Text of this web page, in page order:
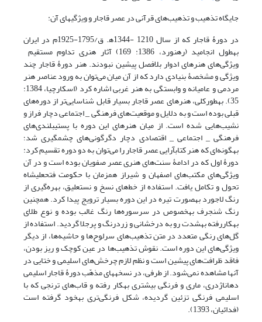
جایگاه تذهیب‌ و تذهیب‌های قرآنی در عصر قاجار و ویژگی‎های آن:
در دورۀ قاجار که از سال 1210 -1344ھ. ق/1795-1925م در ایران
به‎طول انجامید (رهنورد، 1386: 169) آثار هنری تداوم مستقیم
ویژگی‌های هنرهای ادوار بلافصل پیشین نبودند. هنر دورۀ قاجار چند
ویژگی و مشخصۀ بنیادی دارد که از آن میان می‌توان به ورود عناصر هنر
مردمی و عامیانه و وابستگی به هنر غربی اشاره کرد (اسکارچیا، 1384:
35). به‎طورکلی، هنرهای عصر قاجار بسیار قابل شناسایی‌تر از دوره‌های
قبلی بوده است و به دلایل و موقعیت‌های فرهنگی _ اجتماعی دچار فراز و
نشیب‌هایی شده است. از میان هنرهای این دوره با پستی‎بلندی‌های
فرهنگی _ اجتماعی _ اقتصادی دچار دگرگونی‌های چشمگیری شد؛
به‎گونه‌ای که هنر کتاب‎آرایی عصر قاجار را می‌توان به دو دوره تقسیم کرد:
دورۀ اول که در ادامۀ سنت‌های هنری عصر صفویان بوده است و در آن
ویژگی‌های مکتب‌های اصفهان و شیراز همزمان با حکومت فتحعلی‎شاه
تحول و تکامل یافت. استفاده از خط‌های نسخ و نستعلیق، بهره‌گیری از
رنگ لاجورد به‎صورت تیره در این دوره بسیار ترویج پیدا کرد. همچنین
رنگ شنجرف به‎خصوص در سرسوره‌ها رنگ غالب بوده و نوع طلای
به‎کاررفته به‎شدت رو به درخشانی و زردرنگ و پرجلا گردید. استفاده از
گل‌های رنگی متعدد در متن تذهیب‌های سرلوح‌ها و حاشیه‌ها، از دیگر
ویژگی‌های این دوره است. نقوش تذهیب‌ها در عین کوچک و ریز بودن،
فاقد ظرافت‌های پیشین است و نظم لازم چرخش‌های اسلیمی و ختایی در
آنها مشاهده نمی‌شود. از طرفی، در نسخه‎های مذهّب دورۀ قاجار اسلیمی
دهان‎اژدری، ماری و فرنگی بیشتری به‎کار رفته و قاب‌های ترنجی که با
اسلیمی فرنگی تزئین گردیده، شکل فرنگی‌تری به‎خود گرفته است
(فدائیان، 1393).